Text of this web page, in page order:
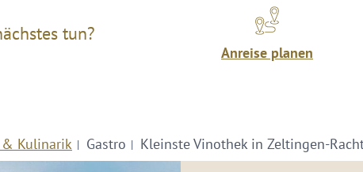
tun?
Anreise planen
& Kulinarik Gastro Kleinste Vinothek in Zeltingen-